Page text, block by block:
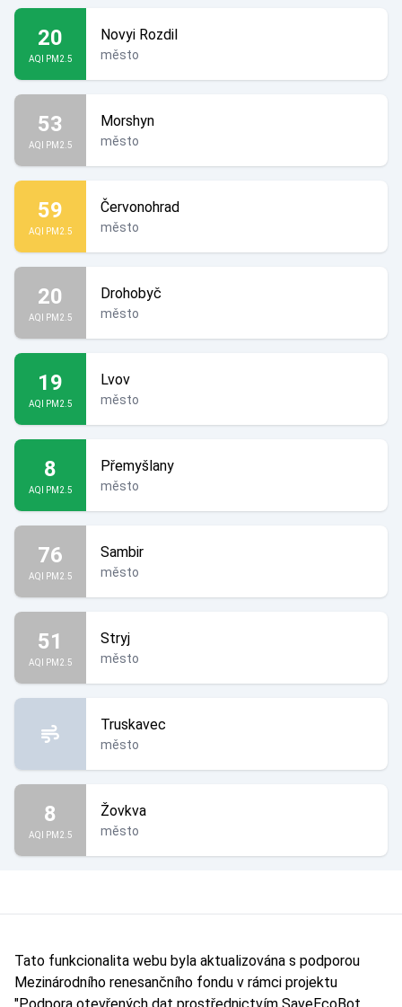
20
AQI PM2.5
Novyi Rozdil
město
53
AQI PM2.5
Morshyn
město
59
AQI PM2.5
Červonohrad
město
20
AQI PM2.5
Drohobyč
město
19
AQI PM2.5
Lvov
město
8
AQI PM2.5
Přemyšlany
město
76
AQI PM2.5
Sambir
město
51
AQI PM2.5
Stryj
město
Truskavec
město
8
AQI PM2.5
Žovkva
město
Tato funkcionalita webu byla aktualizována s podporou
Mezinárodního renesančního fondu v rámci projektu